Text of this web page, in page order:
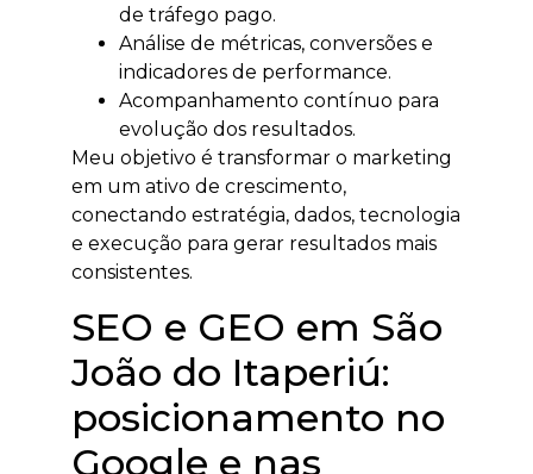
de tráfego pago.
Análise de métricas, conversões e
indicadores de performance.
Acompanhamento contínuo para
evolução dos resultados.
Meu objetivo é transformar o marketing
em um ativo de crescimento,
conectando estratégia, dados, tecnologia
e execução para gerar resultados mais
consistentes.
SEO e GEO em São
João do Itaperiú:
posicionamento no
Google e nas